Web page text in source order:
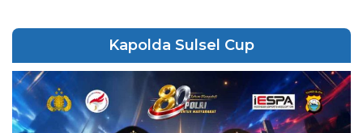
Kapolda Sulsel Cup